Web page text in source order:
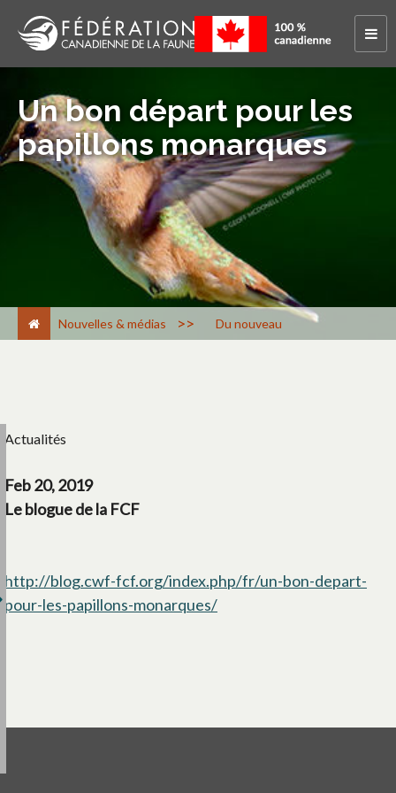
Un bon départ pour les
papillons monarques
Nouvelles & médias > Du nouveau
Actualités
Feb 20, 2019
Le blogue de la FCF
http://blog.cwf-fcf.org/index.php/fr/un-bon-depart-
pour-les-papillons-monarques/